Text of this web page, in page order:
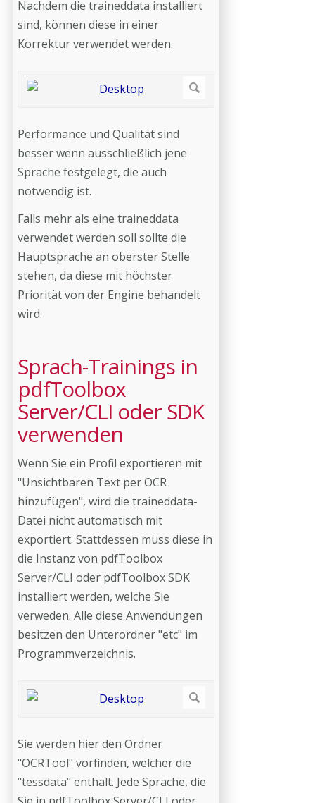
Nachdem die traineddata installiert
sind, können diese in einer
Korrektur verwendet werden.
Performance und Qualität sind
besser wenn ausschließlich jene
Sprache festgelegt, die auch
notwendig ist.
Falls mehr als eine traineddata
verwendet werden soll sollte die
Hauptsprache an oberster Stelle
stehen, da diese mit höchster
Priorität von der Engine behandelt
wird.
Sprach-Trainings in
pdfToolbox
Server/CLI oder SDK
verwenden
Wenn Sie ein Profil exportieren mit
"Unsichtbaren Text per OCR
hinzufügen", wird die traineddata-
Datei nicht automatisch mit
exportiert. Stattdessen muss diese in
die Instanz von pdfToolbox
Server/CLI oder pdfToolbox SDK
installiert werden, welche Sie
verweden. Alle diese Anwendungen
besitzen den Unterordner "etc" im
Programmverzeichnis.
Sie werden hier den Ordner
"OCRTool" vorfinden, welcher die
"tessdata" enthält. Jede Sprache, die